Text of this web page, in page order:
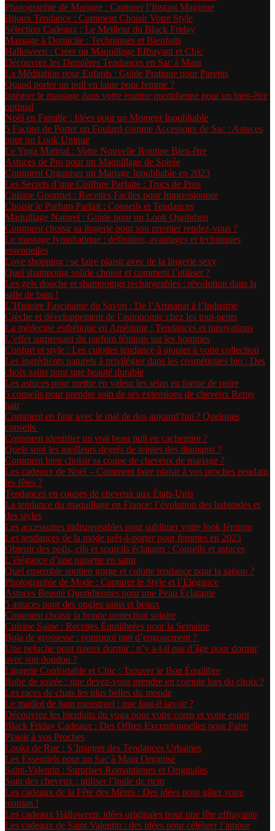
Photographie de Mariage : Capturer l’Instant Magique
Bijoux Tendance : Comment Choisir Votre Style
Sélection Cadeaux : Le Meilleur du Black Friday
Massage à Domicile : Techniques et Bienfaits
Halloween : Créer un Maquillage Effrayant et Chic
Découvrez les Dernières Tendances en Sac à Main
La Méditation pour Enfants : Guide Pratique pour Parents
Quand porter un pull en laine pour femme ?
Intégrer le massage dans votre routine quotidienne pour un bien-être
optimal
Noël en Famille : Idées pour un Moment Inoubliable
5 Façons de Porter un Foulard comme Accessoire de Sac : Astuces
pour un Look Unique
Le Yoga Matinal : Votre Nouvelle Routine Bien-être
Astuces de Pro pour un Maquillage de Soirée
Comment Organiser un Mariage Inoubliable en 2023
Les Secrets d’une Coiffure Parfaite : Trucs de Pros
Cuisine Gourmet : Recettes Faciles pour Impressionner
Choisir le Parfum Parfait : Conseils et Tendances
Maquillage Naturel : Guide pour un Look Quotidien
Comment choisir sa lingerie pour son premier rendez-vous ?
Le massage lymphatique : définition, avantages et techniques
essentielles
Love shopping : se faire plaisir avec de la lingerie sexy
Quel shampoing solide choisir et comment l’utiliser ?
Les gels douche et shampoings rechargeables : révolution dans la
salle de bain !
L’Histoire Fascinante du Savon : De l’Artisanat à l’Industrie
Crèche et développement de l’autonomie chez les tout-petits
La médecine esthétique en Amérique : Tendances et innovations
L’effet surprenant du parfum féminin sur les hommes
Confort et style : Les culottes tendance à ajouter à votre collection
Les ingrédients naturels à privilégier dans les cosmétiques bio : Des
choix sains pour une beauté durable
Les astuces pour mettre en valeur les seins en forme de poire
5 conseils pour prendre soin de ses extensions de cheveux Remy
hair
Comment en finir avec le mal de dos aujourd’hui ? Quelques
conseils
Comment identifier un vrai beau pull en cachemire ?
Quels sont les meilleurs degrés de teintes des diamants ?
Comment bien choisir sa coupe de cheveux de mariage ?
Les cadeaux de Noël – Comment faire plaisir à vos proches pendant
les fêtes ?
Tendances en coupes de cheveux aux États-Unis
La tendance du maquillage en France: l’évolution des habitudes et
des styles
Les accessoires indispensables pour sublimer votre look féminin
Les tendances de la mode prêt-à-porter pour femmes en 2023
Obtenir des poils, cils et sourcils éclatants : Conseils et astuces
L’élégance d’une nuisette en satin
Quel ensemble soutien gorge et culotte tendance pour la saison ?
Photographie de Mode : Capturer le Style et l’Élégance
Astuces Beauté Quotidiennes pour une Peau Éclatante
5 astuces pour des ongles sains et beaux
Comment choisir la bonne protection solaire
Cuisine Saine : Recettes Équilibrées pour la Semaine
Bola de grossesse : pourquoi tant d’engouement ?
Une peluche pour mieux dormir : n’y a-t-il pas d’âge pour dormir
avec son doudou ?
Lingerie Confortable et Chic : Trouver le Bon Équilibre
Robe de soirée : que devez-vous prendre en compte lors du choix ?
Les races de chats les plus belles du monde
Le maillot de bain menstruel : que faut-il savoir ?
Découvrez les bienfaits du yoga pour votre corps et votre esprit
Black Friday Cadeaux : Des Offres Exceptionnelles pour Faire
Plaisir à vos Proches
Looks de Rue : S’Inspirer des Tendances Urbaines
Les Essentiels pour un Sac à Main Organisé
Saint-Valentin : Surprises Romantiques et Originales
Soin des cheveux : utiliser l’huile de ricin
Les cadeaux de la Fête des Mères : Des idées pour gâter votre
maman !
Les cadeaux Halloween: idées originales pour une fête effrayante
Les cadeaux de Saint Valentin : des idées pour célébrer l’amour